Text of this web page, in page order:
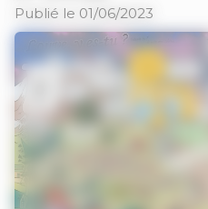
Publié le 01/06/2023